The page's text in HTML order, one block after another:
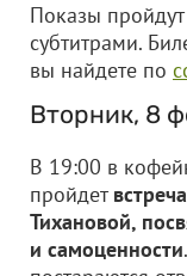
Показы
субтитрами.
вы найдете по
Вторник, 8
В 19:00 в
пройдет
Тихановой,
и самоценности